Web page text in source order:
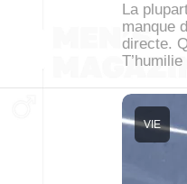
La
manque
directe.
VIE